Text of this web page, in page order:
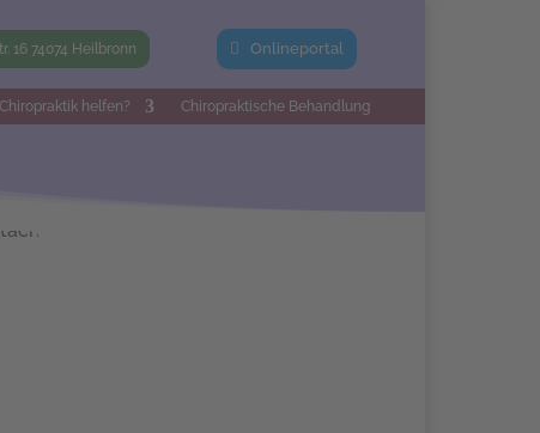
16 74074 Heilbronn Onlineportal
helfen? Chiropraktische Behandlung